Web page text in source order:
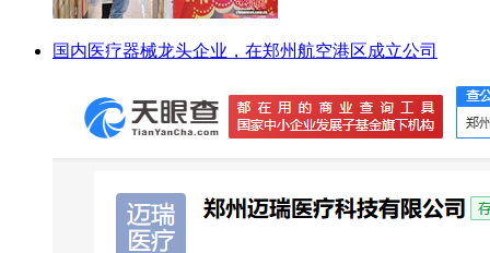
国内医疗器械龙头企业，在郑州航空港区成立公司